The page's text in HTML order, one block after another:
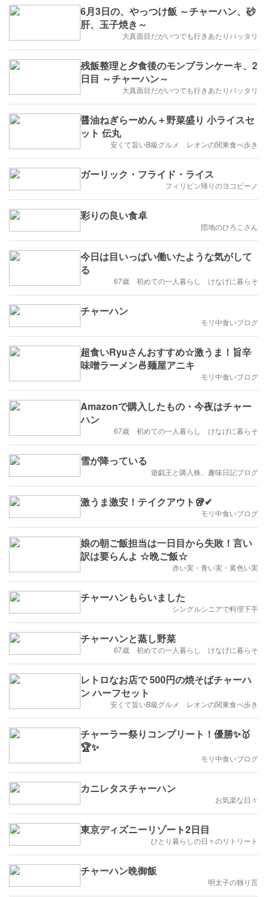
6月3日の、やっつけ飯 ～チャーハン、砂
肝、玉子焼き～
大真面目だがいつでも行きあたりバッタリ
残飯整理と夕食後のモンブランケーキ、2
日目 ～チャーハン～
大真面目だがいつでも行きあたりバッタリ
醤油ねぎらーめん＋野菜盛り 小ライスセ
ット 伝丸
安くて旨いB級グルメ レオンの関東食べ歩き
ガーリック・フライド・ライス
フィリピン帰りのヨコピーノ
彩りの良い食卓
団地のひろこさん
今日は目いっぱい働いたような気がして
る
67歳 初めての一人暮らし けなげに暮らそ
チャーハン
モリ中食いブログ
超食いRyuさんおすすめ☆激うま！旨辛
味噌ラーメン🍜麺屋アニキ
モリ中食いブログ
Amazonで購入したもの・今夜はチャー
ハン
67歳 初めての一人暮らし けなげに暮らそ
雪が降っている
遊戯王と購入株、趣味日記ブログ
激うま激安！テイクアウト🥡✔
モリ中食いブログ
娘の朝ご飯担当は一日目から失敗！言い
訳は要らんよ ☆晩ご飯☆
赤い実・青い実・黄色い実
チャーハンもらいました
シングルシニアで料理下手
チャーハンと蒸し野菜
67歳 初めての一人暮らし けなげに暮らそ
レトロなお店で 500円の焼そばチャーハ
ン ハーフセット
安くて旨いB級グルメ レオンの関東食べ歩き
チャーラー祭りコンプリート！優勝✨🥇
🏆✨
モリ中食いブログ
カニレタスチャーハン
お気楽な日々
東京ディズニーリゾート2日目
ひとり暮らしの日々のリトリート
チャーハン晩御飯
明太子の独り言